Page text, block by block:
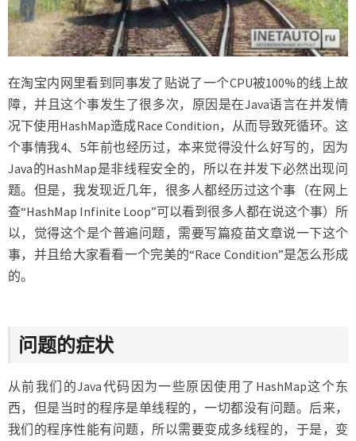
在淘宝内网里看到同事发了贴说了一个CPU被100%的线上故
障，并且这个事发生了很多次，原因是在Java语言在并发情
况下使用HashMap造成Race Condition，从而导致死循环。这
个事情我4、5年前也经历过，本来觉得没什么好写的，因为
Java的HashMap是非线程安全的，所以在并发下必然出现问
题。但是，我发现近几年，很多人都经历过这个事（在网上
查“HashMap Infinite Loop”可以看到很多人都在说这个事）所
以，觉得这个是个普遍问题，需要写篇疫苗文章说一下这个
事，并且给大家看看一个完美的“Race Condition”是怎么形成
的。
问题的症状
从前我们的Java代码因为一些原因使用了HashMap这个东
西，但是当时的程序是单线程的，一切都没有问题。后来，
我们的程序性能有问题，所以需要变成多线程的，于是，变